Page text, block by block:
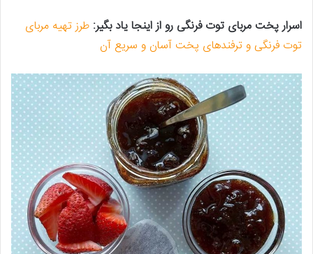
اسرار پخت مربای توت فرنگی رو از اینجا یاد بگیر: طرز تهیه مربای
توت فرنگی و ترفندهای پخت آسان و سریع آن